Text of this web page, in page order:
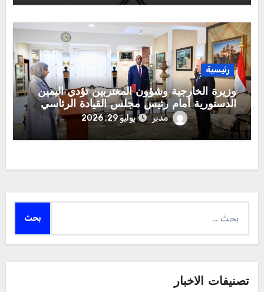
رئيسية
وزيرة الخارجية وشؤون المغتربين تؤدي اليمين
الدستورية أمام رئيس مجلس القيادة الرئاسي
مدير يوليو 29, 2026
عن:
تصنيفات الاخبار